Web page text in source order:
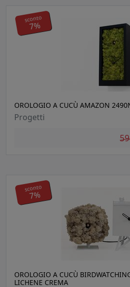
OROLOGIO A CUCÙ AMAZON
Progetti
sconto
7%
OROLOGIO A CUCÙ
LICHENE CREMA
sconto
7%